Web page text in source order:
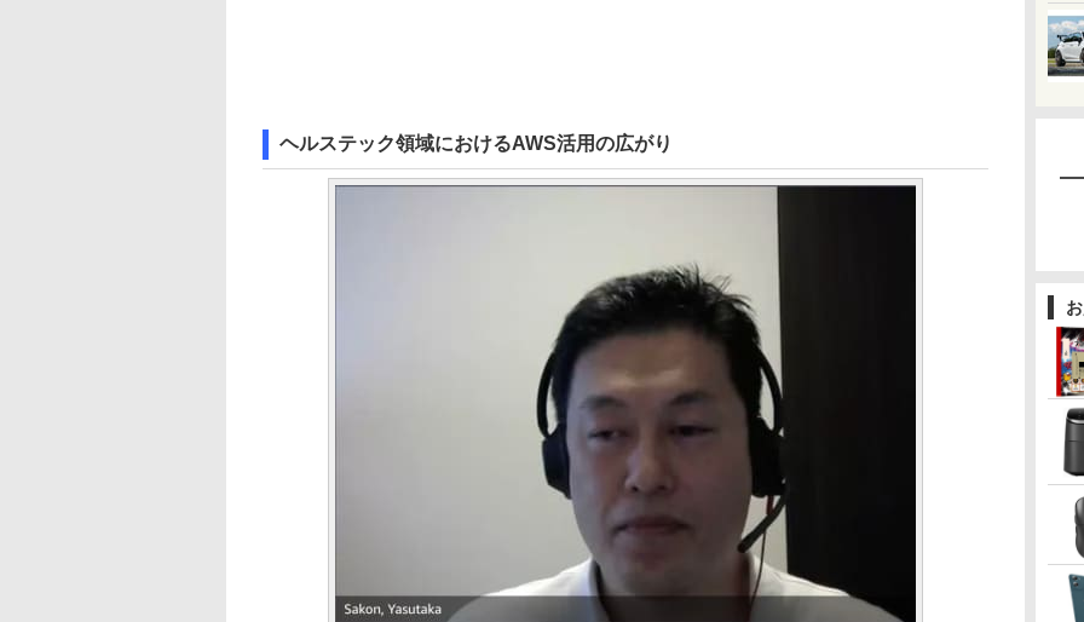
ヘルステック領域におけるAWS活用の広がり